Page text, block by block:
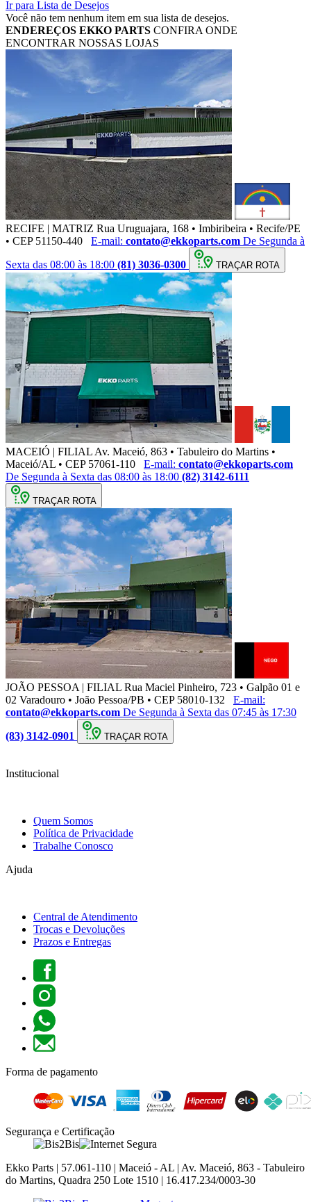
Ir para Lista de Desejos
Você não tem nenhum item em sua lista de desejos.
ENDEREÇOS EKKO PARTS CONFIRA ONDE
ENCONTRAR NOSSAS LOJAS
RECIFE | MATRIZ Rua Uruguajara, 168 • Imbiribeira • Recife/PE
• CEP 51150-440
E-mail: contato@ekkoparts.com De Segunda à
Sexta das 08:00 às 18:00 (81) 3036-0300 TRAÇAR ROTA
MACEIÓ | FILIAL Av. Maceió, 863 • Tabuleiro do Martins •
Maceió/AL • CEP 57061-110
E-mail: contato@ekkoparts.com
De Segunda à Sexta das 08:00 às 18:00 (82) 3142-6111
TRAÇAR ROTA
JOÃO PESSOA | FILIAL Rua Maciel Pinheiro, 723 • Galpão 01 e
02 Varadouro • João Pessoa/PB • CEP 58010-132
E-mail:
contato@ekkoparts.com De Segunda à Sexta das 07:45 às 17:30
(83) 3142-0901
TRAÇAR ROTA
Institucional
Quem Somos
Política de Privacidade
Trabalhe Conosco
Ajuda
Central de Atendimento
Trocas e Devoluções
Prazos e Entregas
Forma de pagamento
Segurança e Certificação
Ekko Parts | 57.061-110 | Maceió - AL | Av. Maceió, 863 - Tabuleiro
do Martins, Quadra 250 Lote 1510 | 16.417.234/0003-30